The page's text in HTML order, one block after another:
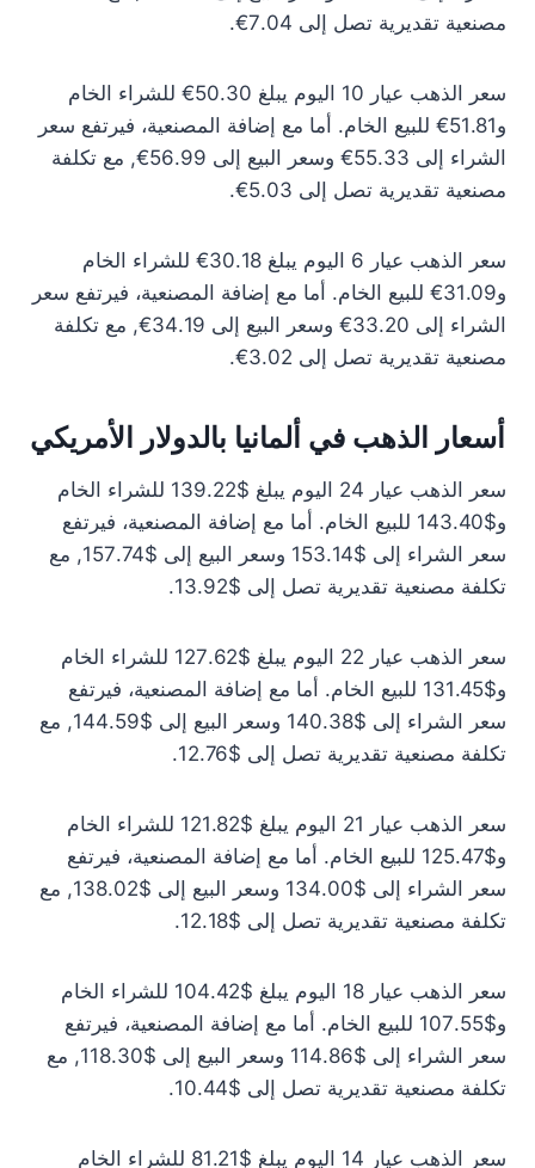
مصنعية تقديرية تصل إلى 7.04€.
سعر الذهب عيار 10 اليوم يبلغ 50.30€ للشراء الخام
و51.81€ للبيع الخام. أما مع إضافة المصنعية، فيرتفع سعر
الشراء إلى 55.33€ وسعر البيع إلى 56.99€, مع تكلفة
مصنعية تقديرية تصل إلى 5.03€.
سعر الذهب عيار 6 اليوم يبلغ 30.18€ للشراء الخام
و31.09€ للبيع الخام. أما مع إضافة المصنعية، فيرتفع سعر
الشراء إلى 33.20€ وسعر البيع إلى 34.19€, مع تكلفة
مصنعية تقديرية تصل إلى 3.02€.
أسعار الذهب في ألمانيا بالدولار الأمريكي
سعر الذهب عيار 24 اليوم يبلغ $139.22 للشراء الخام
و$143.40 للبيع الخام. أما مع إضافة المصنعية، فيرتفع
سعر الشراء إلى $153.14 وسعر البيع إلى $157.74, مع
تكلفة مصنعية تقديرية تصل إلى $13.92.
سعر الذهب عيار 22 اليوم يبلغ $127.62 للشراء الخام
و$131.45 للبيع الخام. أما مع إضافة المصنعية، فيرتفع
سعر الشراء إلى $140.38 وسعر البيع إلى $144.59, مع
تكلفة مصنعية تقديرية تصل إلى $12.76.
سعر الذهب عيار 21 اليوم يبلغ $121.82 للشراء الخام
و$125.47 للبيع الخام. أما مع إضافة المصنعية، فيرتفع
سعر الشراء إلى $134.00 وسعر البيع إلى $138.02, مع
تكلفة مصنعية تقديرية تصل إلى $12.18.
سعر الذهب عيار 18 اليوم يبلغ $104.42 للشراء الخام
و$107.55 للبيع الخام. أما مع إضافة المصنعية، فيرتفع
سعر الشراء إلى $114.86 وسعر البيع إلى $118.30, مع
تكلفة مصنعية تقديرية تصل إلى $10.44.
سعر الذهب عيار 14 اليوم يبلغ $81.21 للشراء الخام